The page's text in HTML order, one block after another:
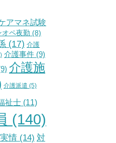
アマネ試験
オペ夜勤 (8)
(17) 介護
介護事件 (9)
介護施
介護派遣 (5)
祉士 (11)
(140)
実情 (14) 対